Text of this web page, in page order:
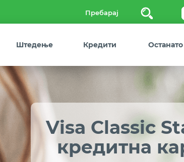
Пребарај
Штедење Кредити Останато
Visa Classic
кредитна